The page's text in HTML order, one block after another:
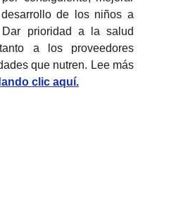
de los niños a
prioridad a la salud
a los proveedores
que nutren. Lee más
clic aquí.